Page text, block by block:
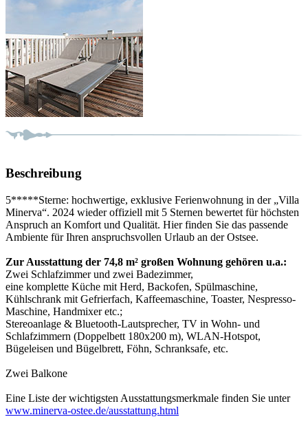
Beschreibung
5*****Sterne: hochwertige, exklusive Ferienwohnung in der „Villa
Minerva“. 2024 wieder offiziell mit 5 Sternen bewertet für höchsten
Anspruch an Komfort und Qualität. Hier finden Sie das passende
Ambiente für Ihren anspruchsvollen Urlaub an der Ostsee.
Zur Ausstattung der 74,8 m² großen Wohnung gehören u.a.:
Zwei Schlafzimmer und zwei Badezimmer,
eine komplette Küche mit Herd, Backofen, Spülmaschine,
Kühlschrank mit Gefrierfach, Kaffeemaschine, Toaster, Nespresso-
Maschine, Handmixer etc.;
Stereoanlage & Bluetooth-Lautsprecher, TV in Wohn- und
Schlafzimmern (Doppelbett 180x200 m), WLAN-Hotspot,
Bügeleisen und Bügelbrett, Föhn, Schranksafe, etc.
Zwei Balkone
Eine Liste der wichtigsten Ausstattungsmerkmale finden Sie unter
www.minerva-ostee.de/ausstattung.html